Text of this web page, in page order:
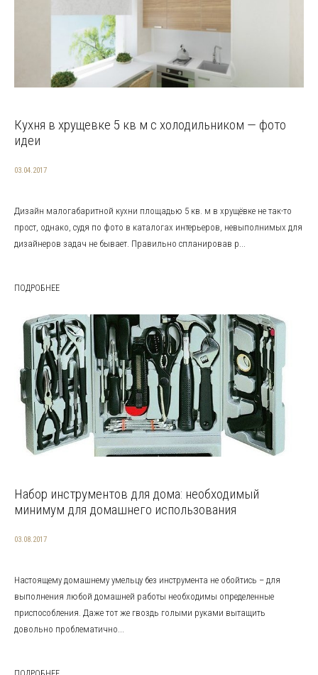
Кухня в хрущевке 5 кв м с холодильником — фото
идеи
03.04.2017
Дизайн малогабаритной кухни площадью 5 кв. м в хрущёвке не так-то
прост, однако, судя по фото в каталогах интерьеров, невыполнимых для
дизайнеров задач не бывает. Правильно спланировав р...
ПОДРОБНЕЕ
Набор инструментов для дома: необходимый
минимум для домашнего использования
03.08.2017
Настоящему домашнему умельцу без инструмента не обойтись – для
выполнения любой домашней работы необходимы определенные
приспособления. Даже тот же гвоздь голыми руками вытащить
довольно проблематично...